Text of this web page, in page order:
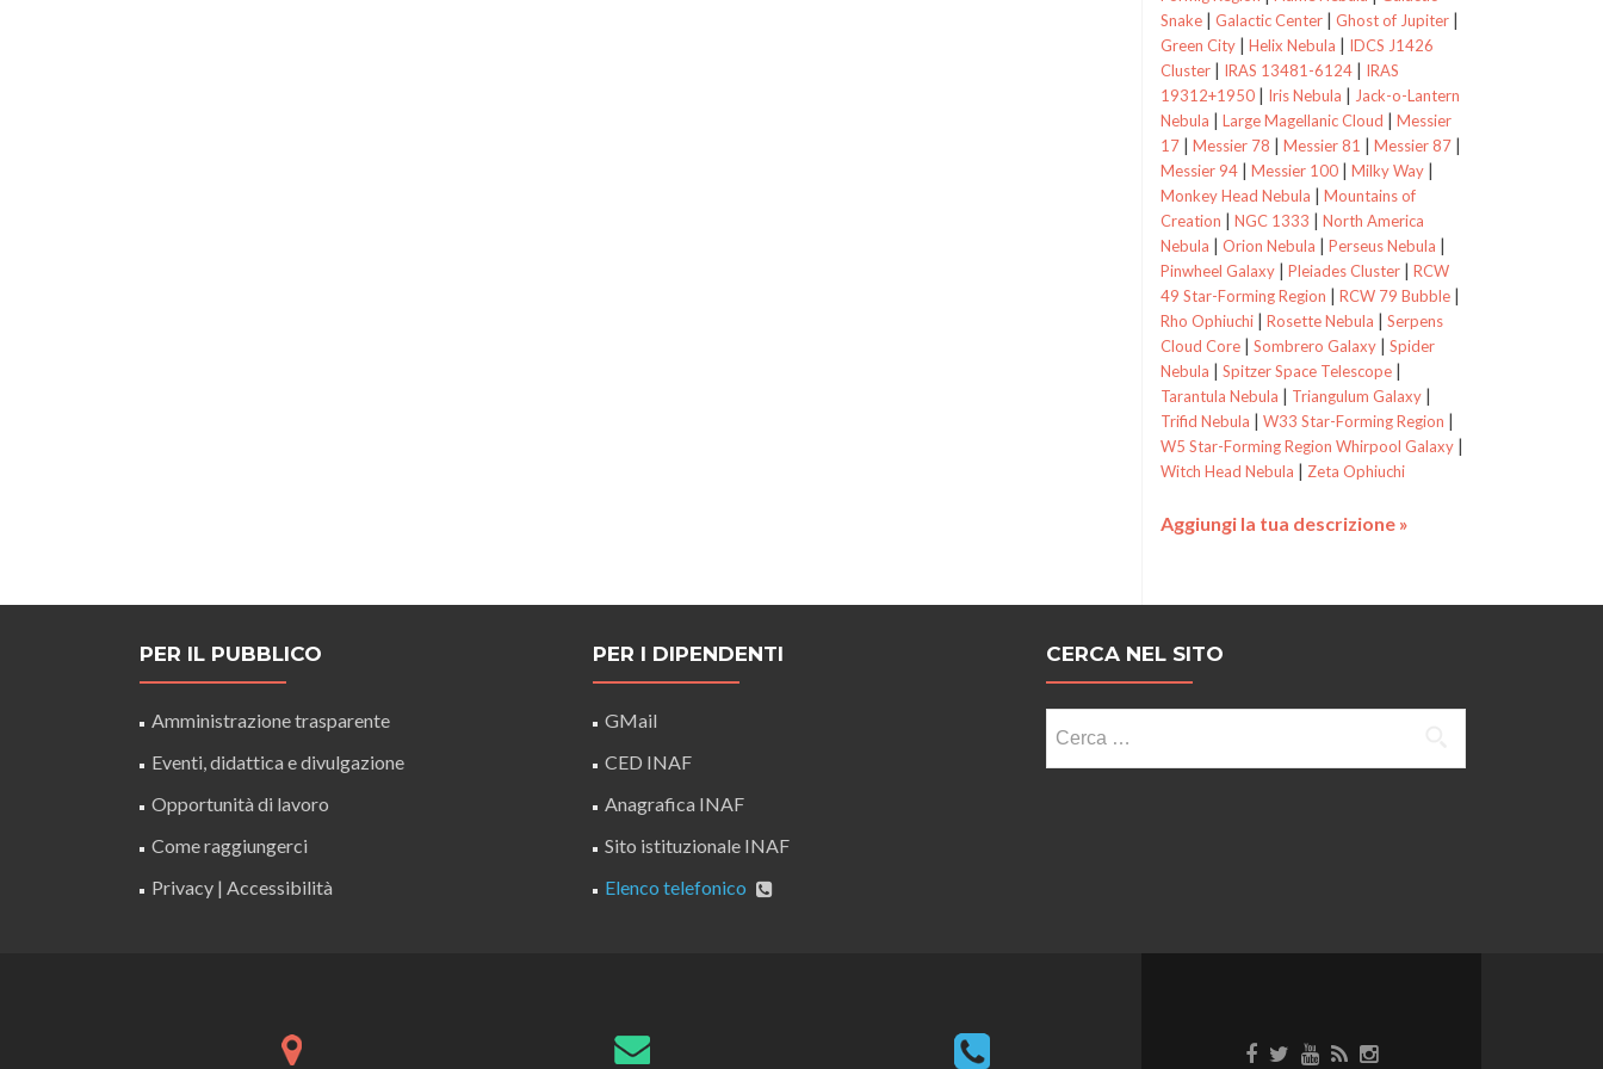
Snake | Galactic Center | Ghost of Jupiter |
Green City | Helix Nebula | IDCS J1426
Cluster | IRAS 13481-6124 | IRAS
19312+1950 | Iris Nebula | Jack-o-Lantern
Nebula | Large Magellanic Cloud | Messier
17 | Messier 78 | Messier 81 | Messier 87 |
Messier 94 | Messier 100 | Milky Way |
Monkey Head Nebula | Mountains of
Creation | NGC 1333 | North America
Nebula | Orion Nebula | Perseus Nebula |
Pinwheel Galaxy | Pleiades Cluster | RCW
49 Star-Forming Region | RCW 79 Bubble |
Rho Ophiuchi | Rosette Nebula | Serpens
Cloud Core | Sombrero Galaxy | Spider
Nebula | Spitzer Space Telescope |
Tarantula Nebula | Triangulum Galaxy |
Trifid Nebula | W33 Star-Forming Region |
W5 Star-Forming Region Whirpool Galaxy |
Witch Head Nebula | Zeta Ophiuchi
Aggiungi la tua descrizione »
PER IL PUBBLICO
Amministrazione trasparente
Eventi, didattica e divulgazione
Opportunità di lavoro
Come raggiungerci
Privacy | Accessibilità
PER I DIPENDENTI
GMail
CED INAF
Anagrafica INAF
Sito istituzionale INAF
Elenco telefonico
CERCA NEL SITO
per: